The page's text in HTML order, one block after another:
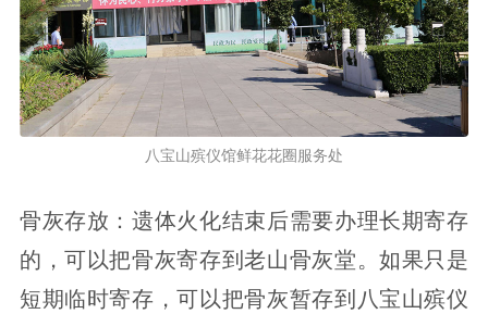
八宝山殡仪馆鲜花花圈服务处
骨灰存放：遗体火化结束后需要办理长期寄存
的，可以把骨灰寄存到老山骨灰堂。如果只是
短期临时寄存，可以把骨灰暂存到八宝山殡仪